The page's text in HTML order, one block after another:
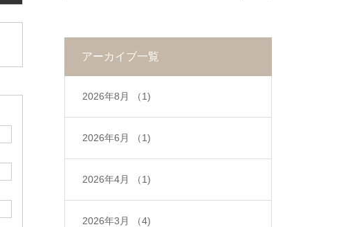
アーカイブ一覧
2026年8月 （1)
2026年6月 （1)
2026年4月 （1)
2026年3月 （4)